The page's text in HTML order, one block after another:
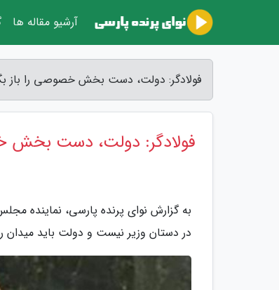
فولادگر: دولت، دست بخش خصوصی را باز
فولادگر: دولت، دست بخش
به گزارش نوای پرنده پارسی، نماینده
در دستان وزیر نیست و دولت باید
آرشیو مقاله ها